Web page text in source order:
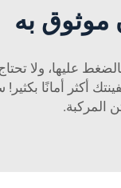
به
عليها، ولا
أمانًا بكثير!
المركبة.